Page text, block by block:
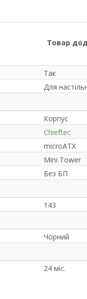
Товар
Так
Для
Корпус
Chieftec
microATX
Mini Tower
Без БП
143
Чорний
24 міс.